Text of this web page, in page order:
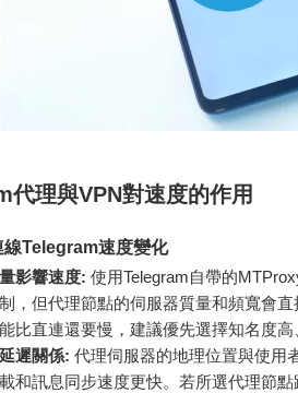
代理與VPN對速度的作用
線Telegram速度變化
影響速度: 使用Telegram自帶的
，但代理節點的伺服器質量和頻寬會
比直連還要慢，建議優先選擇知名度高
遲關係: 代理伺服器的地理位置與使用
和訊息同步速度更快。若所選代理節